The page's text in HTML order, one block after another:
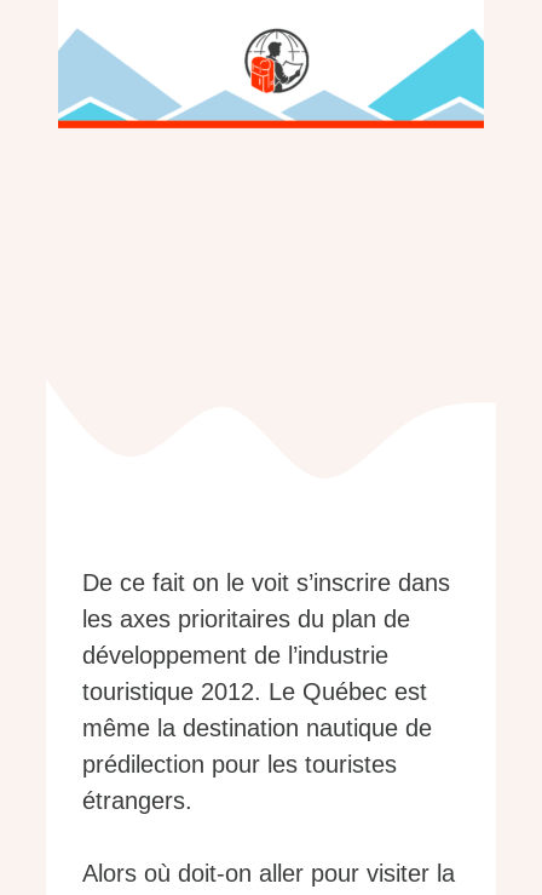
De ce fait on le voit s’inscrire dans
les axes prioritaires du plan de
développement de l’industrie
touristique 2012. Le Québec est
même la destination nautique de
prédilection pour les touristes
étrangers.
Alors où doit-on aller pour visiter la